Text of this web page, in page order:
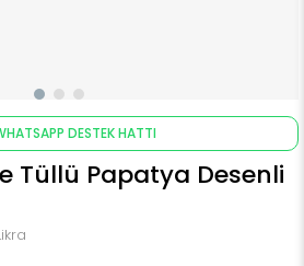
DESTEK HATTI
Tüllü Papatya Desenli